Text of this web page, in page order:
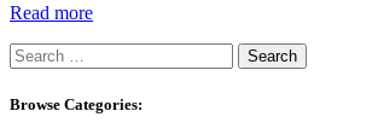
Read more
Search
for:
Browse Categories: